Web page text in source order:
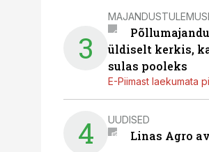
3
üldiselt kerkis,
sulas pooleks
E-Piimast laekumata
4 UUDISED
Linas Agro